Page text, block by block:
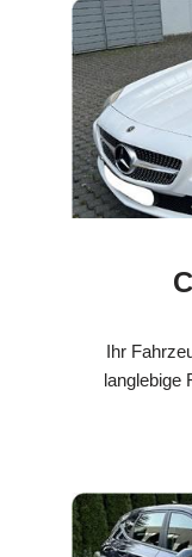
Ihr
langlebige